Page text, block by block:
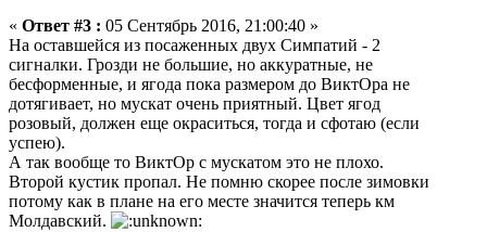
« Ответ #3 : 05 Сентябрь 2016, 21:00:40 »
На оставшейся из посаженных двух Симпатий - 2
сигналки. Грозди не большие, но аккуратные, не
бесформенные, и ягода пока размером до ВиктОра не
дотягивает, но мускат очень приятный. Цвет ягод
розовый, должен еще окраситься, тогда и сфотаю (если
успею).
А так вообще то ВиктОр с мускатом это не плохо.
Второй кустик пропал. Не помню скорее после зимовки
потому как в плане на его месте значится теперь км
Молдавский.